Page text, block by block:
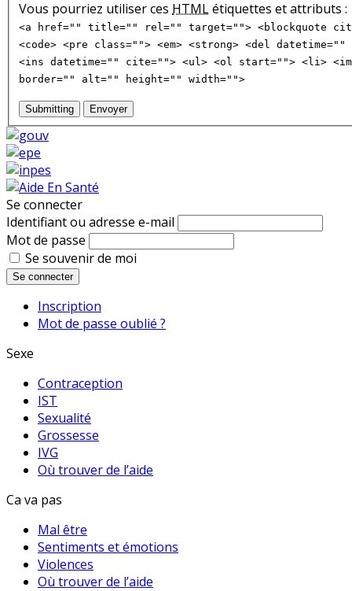
Vous pourriez utiliser ces HTMLétiquettes et attributs :
<a href="" title="" rel="" target=""> <blockquote
<code> <pre class=""> <em> <strong> <del
<ins datetime="" cite=""> <ul> <ol start=""> <li>
border="" alt="" height="" width="">
Submitting Envoyer
Se connecter
Identifiant ou adresse e-mail
Mot de passe
Se souvenir de moi
Se connecter
Inscription
Mot de passe oublié ?
Sexe
Contraception
IST
Sexualité
Grossesse
IVG
Où trouver de l’aide
Ca va pas
Mal être
Sentiments et émotions
Violences
Où trouver de l’aide